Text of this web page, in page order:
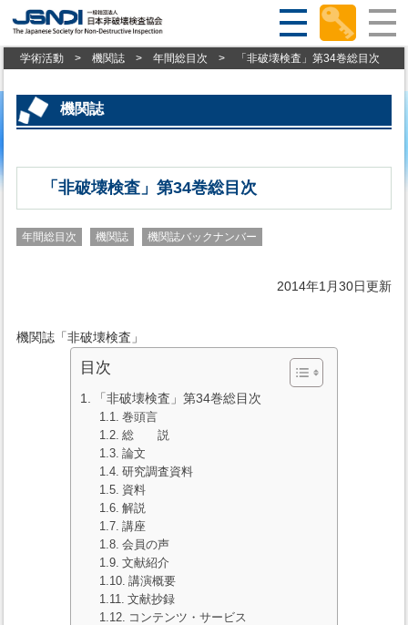
学術活動 > 機関誌 > 年間総目次 > 「非破壊検査」第34巻総目次
機関誌
「非破壊検査」第34巻総目次
年間総目次 機関誌 機関誌バックナンバー
2014年1月30日更新
機関誌「非破壊検査」
目次
「非破壊検査」第34巻総目次
巻頭言
総 説
論文
研究調査資料
資料
解説
講座
会員の声
文献紹介
講演概要
文献抄録
コンテンツ・サービス